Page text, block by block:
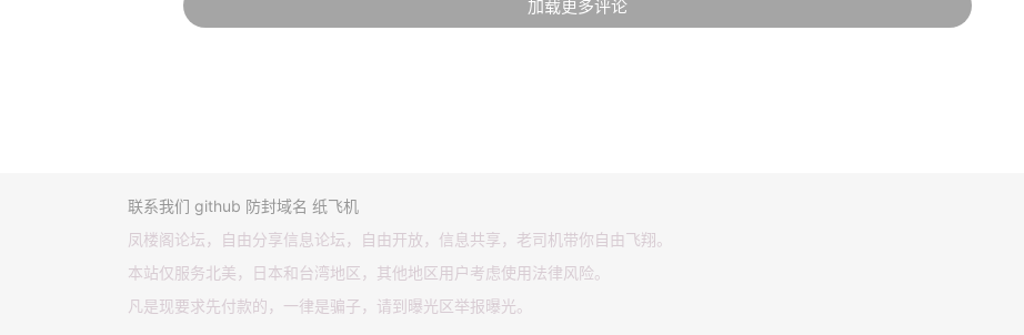
加载更多评论
联系我们 github 防封域名 纸飞机
凤楼阁论坛，自由分享信息论坛，自由开放，信息共享，老司机带你自由飞翔。
本站仅服务北美，日本和台湾地区，其他地区用户考虑使用法律风险。
凡是现要求先付款的，一律是骗子，请到曝光区举报曝光。